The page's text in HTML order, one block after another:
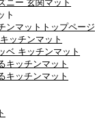
ト
ンマットトップページ
ッチンマット
ベ キッチンマット
キッチンマット
キッチンマット